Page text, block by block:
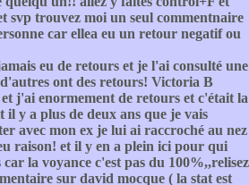
svp trouvez moi un seul commentnaire
car ellea eu un retour negatif ou
eu de retours et je l'ai consulté une
ont des retours! Victoria B
j'ai enormement de retours et c'était la
il y a plus de deux ans que je vais
avec mon ex je lui ai raccroché au nez
raison! et il y en a plein ici pour qui
la voyance c'est pas du 100%,,relisez
sur david mocque ( la stat est